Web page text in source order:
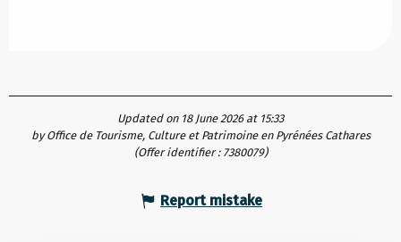
Updated on 18 June 2026 at 15:33
by Office de Tourisme, Culture et Patrimoine en Pyrénées Cathares
(Offer identifier : 7380079)
Report mistake